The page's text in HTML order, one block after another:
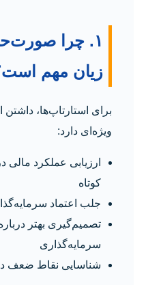
۱. چرا
زیان مهم
برای استارتاپ‌ها،
ویژه‌ای دارد:
ارزیابی عملکرد مالی
کوتاه
جلب اعتماد
تصمیم‌گیری بهتر
سرمایه‌گذاری
شناسایی نقاط ضعف